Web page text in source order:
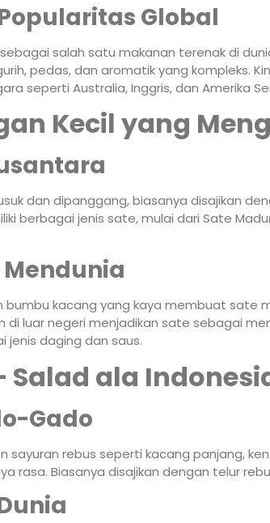
Global
salah satu makanan terenak di
pedas, dan aromatik yang kompleks.
seperti Australia, Inggris, dan Amerika
Kecil yang
dan dipanggang, biasanya disajikan
berbagai jenis sate, mulai dari Sate
bumbu kacang yang kaya membuat sate
di luar negeri menjadikan sate sebagai
jenis daging dan saus.
Salad ala
Gado
rebus seperti kacang panjang,
rasa. Biasanya disajikan dengan telur